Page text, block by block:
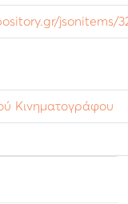
jsonitems/
Κινηματογράφου